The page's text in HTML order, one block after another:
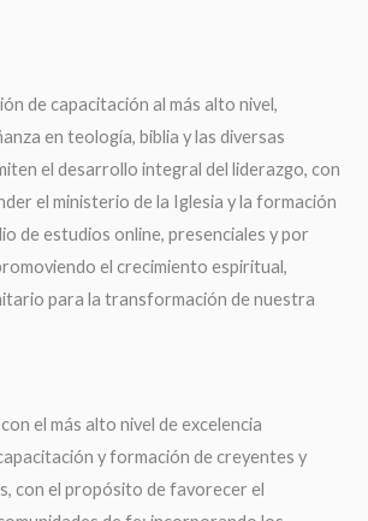
de capacitación al más alto nivel,
en teología, biblia y las diversas
el desarrollo integral del liderazgo, con
el ministerio de la Iglesia y la formación
de estudios online, presenciales y por
el crecimiento espiritual,
para la transformación de nuestra
el más alto nivel de excelencia
y formación de creyentes y
con el propósito de favorecer el